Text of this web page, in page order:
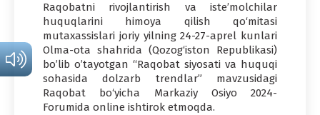
Raqobatni rivojlantirish va iste’molchilar
huquqlarini himoya qilish qo‘mitasi
mutaxassislari joriy yilning 24-27-aprel kunlari
Olma-ota shahrida (Qozog‘iston Republikasi)
bo’lib o’tayotgan “Raqobat siyosati va huquqi
sohasida dolzarb trendlar” mavzusidagi
Raqobat bo‘yicha Markaziy Osiyo 2024-
Forumida online ishtirok etmoqda.